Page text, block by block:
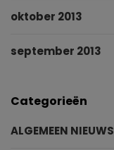
oktober 2013
september 2013
Categorieën
ALGEMEEN NIEUWS